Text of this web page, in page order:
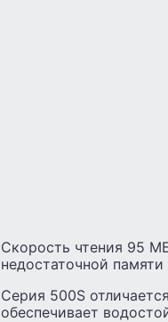
Скорость чтения 95
недостаточной памяти
Серия 500S
обеспечивает